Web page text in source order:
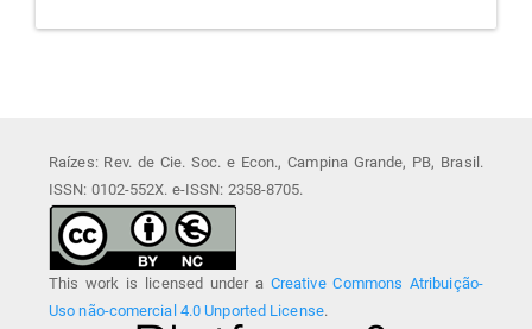
Raízes: Rev. de Cie. Soc. e Econ., Campina Grande, PB, Brasil.
ISSN: 0102-552X. e-ISSN: 2358-8705.
This work is licensed under a Creative Commons Atribuição-
Uso não-comercial 4.0 Unported License.